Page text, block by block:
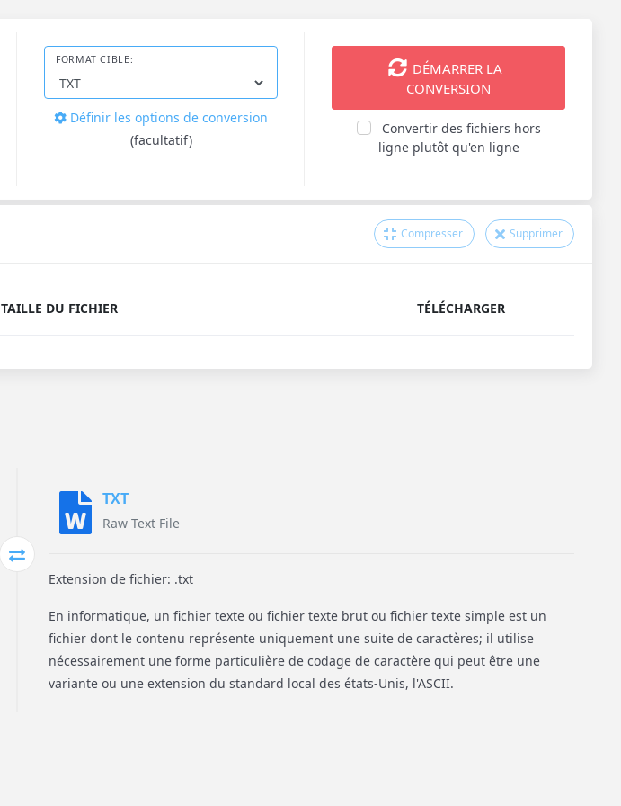
FORMAT CIBLE:
Définir les options de conversion
(facultatif)
DÉMARRER LA
CONVERSION
Convertir des fichiers hors
ligne plutôt qu'en ligne
Compresser Supprimer
TAILLE DU FICHIER TÉLÉCHARGER
TXT
Raw Text File
Extension de fichier: .txt
En informatique, un fichier texte ou fichier texte brut ou fichier texte simple est un
fichier dont le contenu représente uniquement une suite de caractères; il utilise
nécessairement une forme particulière de codage de caractère qui peut être une
variante ou une extension du standard local des états-Unis, l'ASCII.